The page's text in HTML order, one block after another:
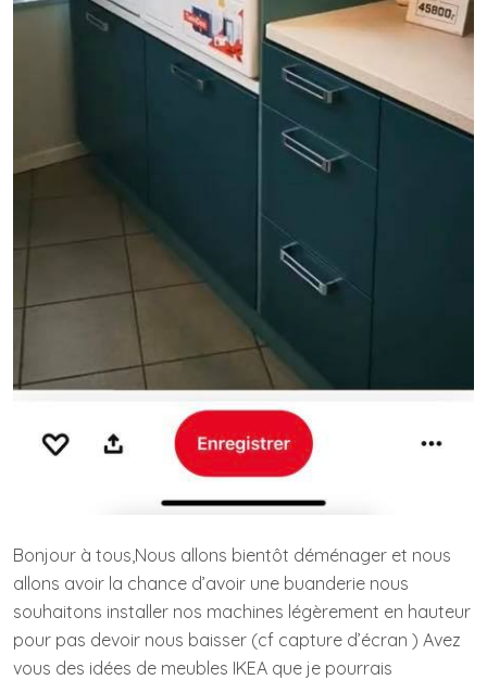
Bonjour à tous,Nous allons bientôt déménager et nous
allons avoir la chance d’avoir une buanderie nous
souhaitons installer nos machines légèrement en hauteur
pour pas devoir nous baisser (cf capture d’écran ) Avez
vous des idées de meubles IKEA que je pourrais